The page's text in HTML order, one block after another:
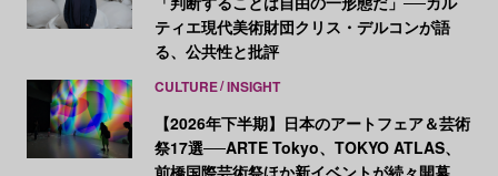
ティエ現代美術財団クリス・デルコンが語
る、公共性と批評
CULTURE INSIGHT
【2026年下半期】日本のアートフェア＆芸術
祭17選──ARTE Tokyo、TOKYO ATLAS、
前橋国際芸術祭ほか新イベントが続々開幕